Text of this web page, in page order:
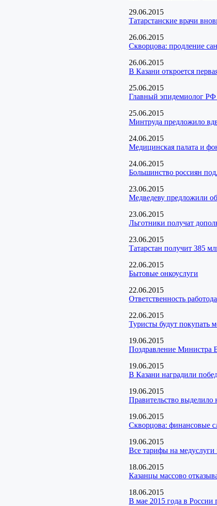
29.06.2015
Татарстанские врачи
26.06.2015
Скворцова: продление
26.06.2015
В Казани откроется
25.06.2015
Главный эпидемиолог РФ
25.06.2015
Минтруда предложило
24.06.2015
Медицинская палата и
24.06.2015
Большинство россиян
23.06.2015
Медведеву предложили
23.06.2015
Льготники получат
23.06.2015
Татарстан получит 385
22.06.2015
Бытовые онкоуслуги
22.06.2015
Ответственность
22.06.2015
Туристы будут покупать
19.06.2015
Поздравление Министра
19.06.2015
В Казани наградили
19.06.2015
Правительство выделило
19.06.2015
Скворцова: финансовые
19.06.2015
Все тарифы на
18.06.2015
Казанцы массово
18.06.2015
В мае 2015 года в России